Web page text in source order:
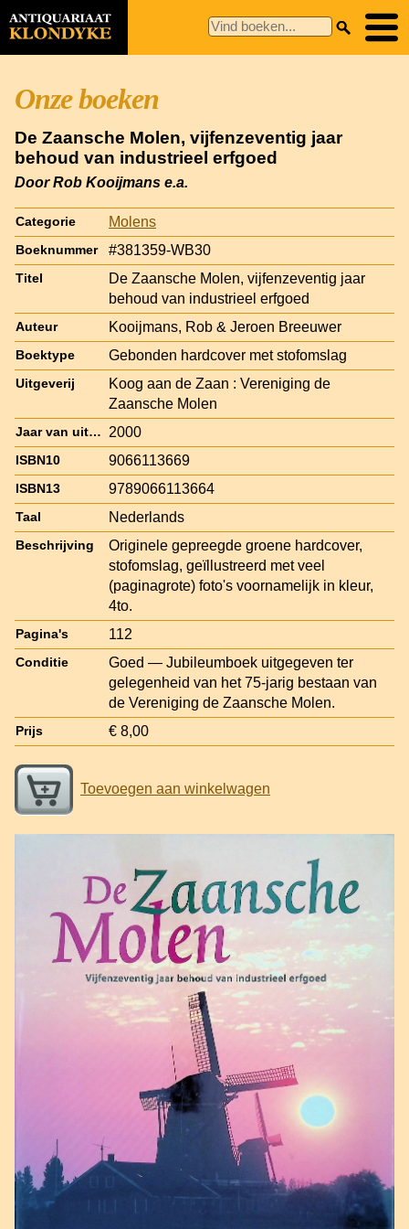
Onze boeken
De Zaansche Molen, vijfenzeventig jaar
behoud van industrieel erfgoed
Door Rob Kooijmans e.a.
Categorie Molens
Boeknummer #381359-WB30
Titel
De Zaansche Molen, vijfenzeventig jaar
behoud van industrieel erfgoed
Auteur Kooijmans, Rob & Jeroen Breeuwer
Boektype Gebonden hardcover met stofomslag
Uitgeverij
Koog aan de Zaan : Vereniging de
Zaansche Molen
Jaar van uitgave 2000
ISBN10 9066113669
ISBN13 9789066113664
Taal Nederlands
Beschrijving
Originele gepreegde groene hardcover,
stofomslag, geïllustreerd met veel
(paginagrote) foto's voornamelijk in kleur,
4to.
Pagina's 112
Conditie
Goed — Jubileumboek uitgegeven ter
gelegenheid van het 75-jarig bestaan van
de Vereniging de Zaansche Molen.
Prijs € 8,00
Toevoegen aan winkelwagen